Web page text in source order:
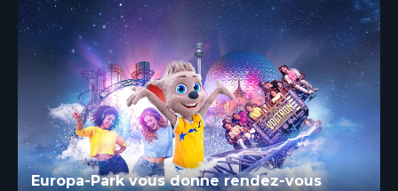
Europa-Park vous donne rendez-vous